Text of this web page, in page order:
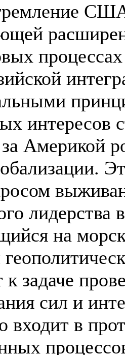
интересов
Америкой
на
к задаче
сил и
входит в